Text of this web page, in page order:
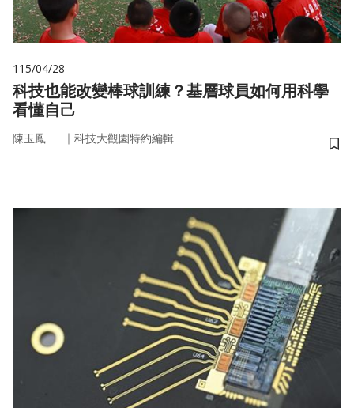
115/04/28
科技也能改變棒球訓練？基層球員如何用科學
看懂自己
陳玉鳳 ｜ 科技大觀園特約編輯
儲